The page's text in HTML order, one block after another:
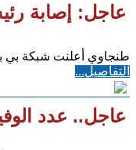
عاجل: إصابة
طنجاوي أعلنت شبكة بي
التفاصيل...
عاجل.. عدد الوفيات